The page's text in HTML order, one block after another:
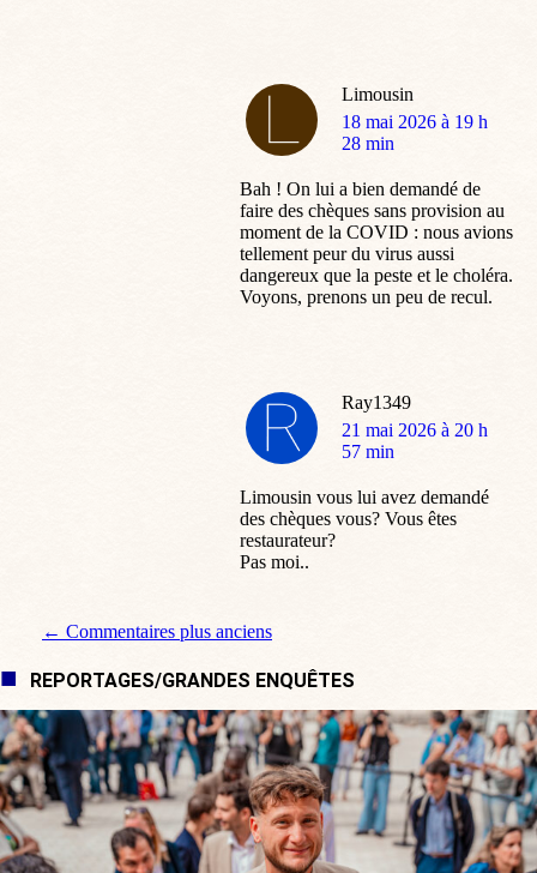
Limousin
dit
:
18 mai 2026 à 19 h
28 min
Bah ! On lui a bien demandé de
faire des chèques sans provision au
moment de la COVID : nous avions
tellement peur du virus aussi
dangereux que la peste et le choléra.
Voyons, prenons un peu de recul.
Ray1349
dit
:
21 mai 2026 à 20 h
57 min
Limousin vous lui avez demandé
des chèques vous? Vous êtes
restaurateur?
Pas moi..
Navigation de commentaire
← Commentaires plus anciens
REPORTAGES/GRANDES ENQUÊTES